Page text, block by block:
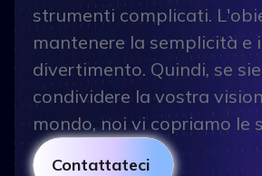
strumenti complicati.
mantenere la semplicità e
divertimento. Quindi, se
condividere la vostra
mondo, noi vi copriamo le
Contattateci